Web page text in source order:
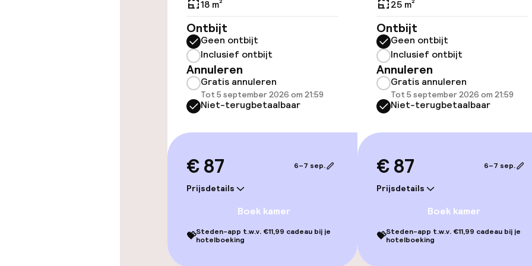
Lift
Zwemmen & wellness
Hot tub
Stoombad
Spacentrum
Massage
Fitnessruimte /
Entertainment
Betaalde wifi
Terras
18 m²
Ontbijt
Geen ontbijt
Inclusief ontbijt
Annuleren
Gratis annuleren
Tot 5 september 2026 om 21:59
Niet-terugbetaalbaar
€ 87
Prijsdetails
6–7 sep.
Boek kamer
💝Steden-app t.w.v. €11,99 cadeau bij je
hotelboeking
25 m²
Ontbijt
Geen ontbijt
Inclusief ontbijt
Annuleren
Gratis annuleren
Tot 5 september 2026 om 21:59
Niet-terugbetaalbaar
€ 87
Prijsdetails
6–7 sep.
Boek kamer
💝Steden-app t.w.v. €11,99 cadeau bij je
hotelboeking